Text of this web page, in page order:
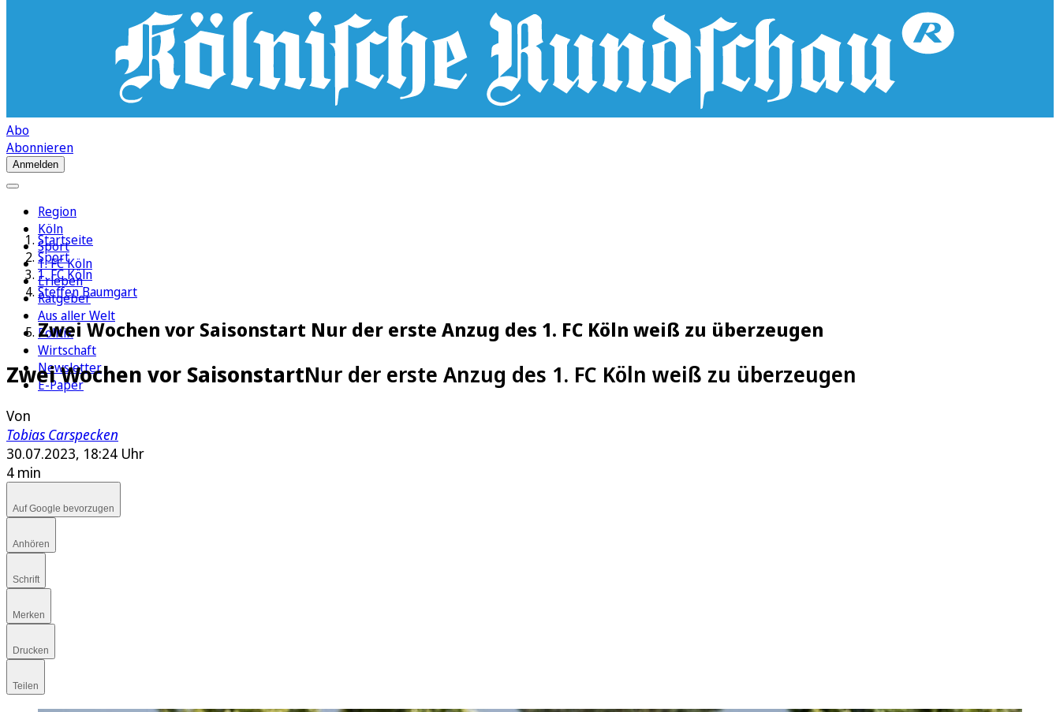
Abo
Abonnieren
Anmelden
Region
Köln
Sport
1. FC Köln
Erleben
Ratgeber
Aus aller Welt
Politik
Wirtschaft
Newsletter
E-Paper
Startseite
Sport
1. FC Köln
Steffen Baumgart
Zwei Wochen vor Saisonstart Nur der erste Anzug des 1. FC Köln weiß zu überzeugen
Zwei Wochen vor SaisonstartNur der erste Anzug des 1. FC Köln weiß zu überzeugen
Von
Tobias Carspecken
30.07.2023, 18:24 Uhr
4 min
Auf Google bevorzugen
Anhören
Schrift
Merken
Drucken
Teilen